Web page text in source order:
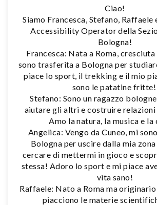
Ciao!
Siamo Francesca, Stefano, Raffaele
Accessibility Operator della
Bologna!
Francesca: Nata a Roma, cresciuta
sono trasferita a Bologna per
piace lo sport, il trekking e il mio
sono le patatine fritte!
Stefano: Sono un ragazzo
aiutare gli altri e costruire
Amo la natura, la musica e la
Angelica: Vengo da Cuneo, mi
Bologna per uscire dalla mia
cercare di mettermi in gioco e
stessa! Adoro lo sport e mi piace
vita sano!
Raffaele: Nato a Roma ma
piacciono le materie